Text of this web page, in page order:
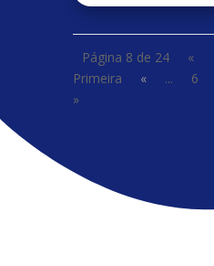
Página 8 de 24
«
Primeira
« ... 6
»